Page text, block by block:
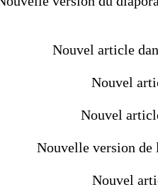
Nouvel article
Nouvel
Nouvel
Nouvelle version de
Nouvel